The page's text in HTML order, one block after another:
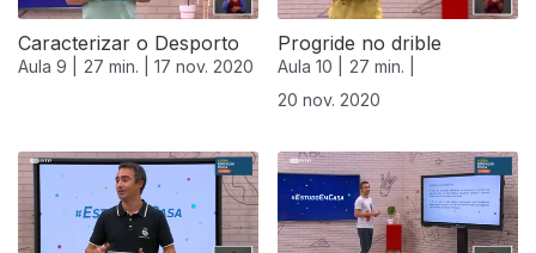
Caracterizar o Desporto
Aula 9 | 27 min. | 17 nov. 2020
Progride no drible
Aula 10 |
27 min. |
20 nov. 2020
508862